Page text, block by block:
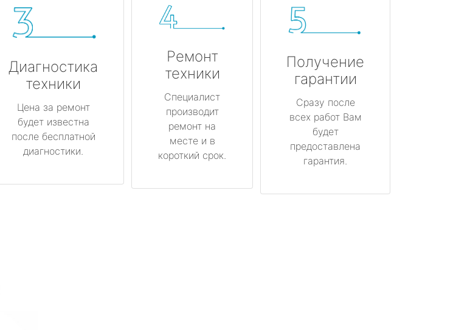
Диагностика
техники
Цена за ремонт
будет известна
после бесплатной
диагностики.
Ремонт
техники
Специалист
производит
ремонт на
месте и в
короткий срок.
Получение
гарантии
Сразу после
всех работ Вам
будет
предоставлена
гарантия.